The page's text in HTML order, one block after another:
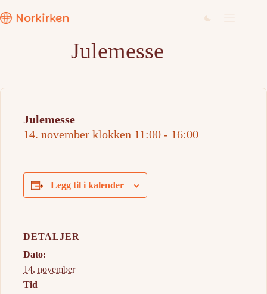
til
innholdet
Julemesse
Julemesse
14. november klokken 11:00 - 16:00
Legg til i kalender
DETALJER
Dato:
14. november
Tid